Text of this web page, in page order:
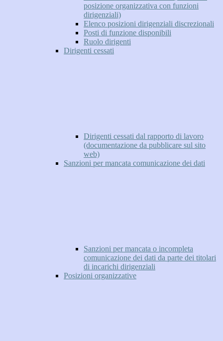
posizione organizzativa con funzioni
dirigenziali)
Elenco posizioni dirigenziali discrezionali
Posti di funzione disponibili
Ruolo dirigenti
Dirigenti cessati
Dirigenti cessati dal rapporto di lavoro
(documentazione da pubblicare sul sito
web)
Sanzioni per mancata comunicazione dei dati
Sanzioni per mancata o incompleta
comunicazione dei dati da parte dei titolari
di incarichi dirigenziali
Posizioni organizzative